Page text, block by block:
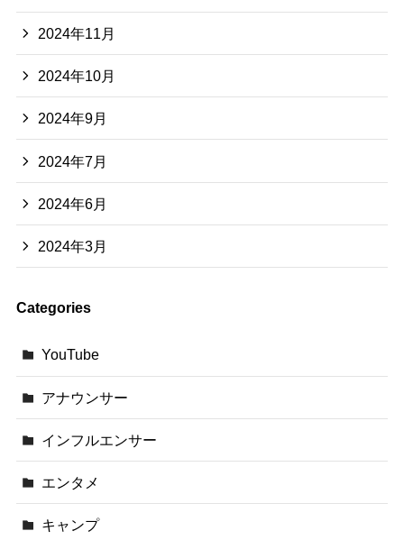
2024年11月
2024年10月
2024年9月
2024年7月
2024年6月
2024年3月
Categories
YouTube
アナウンサー
インフルエンサー
エンタメ
キャンプ